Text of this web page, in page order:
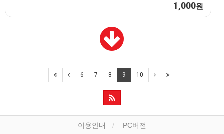
1,000원
6 7 8 9 10
이용안내 PC버전